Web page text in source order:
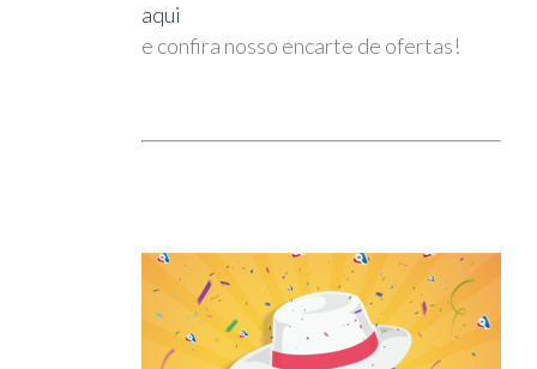
aqui
e confira nosso encarte de ofertas!